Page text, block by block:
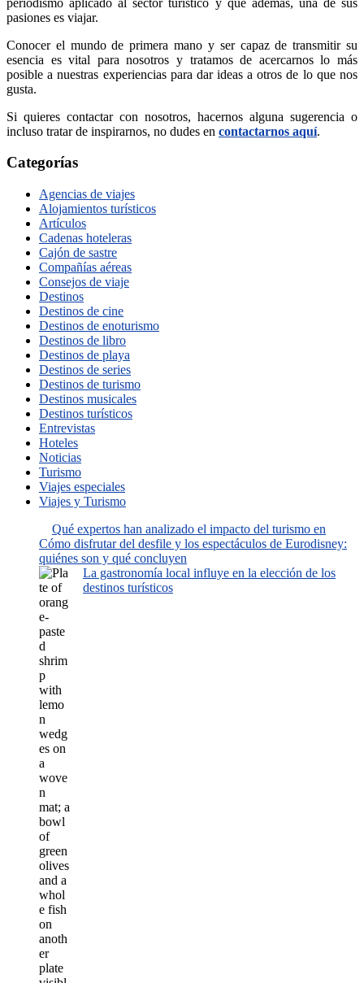
pasiones es viajar.
Conocer el mundo de primera mano y ser capaz de transmitir su
esencia es vital para nosotros y tratamos de acercarnos lo más
posible a nuestras experiencias para dar ideas a otros de lo que nos
gusta.
Si quieres contactar con nosotros, hacernos alguna sugerencia o
incluso tratar de inspirarnos, no dudes en contactarnos aquí.
Categorías
Agencias de viajes
Alojamientos turísticos
Artículos
Cadenas hoteleras
Cajón de sastre
Compañías aéreas
Consejos de viaje
Destinos
Destinos de cine
Destinos de enoturismo
Destinos de libro
Destinos de playa
Destinos de series
Destinos de turismo
Destinos musicales
Destinos turísticos
Entrevistas
Hoteles
Noticias
Turismo
Viajes especiales
Viajes y Turismo
Qué expertos han analizado el impacto del turismo en
Cómo disfrutar del desfile y los espectáculos de Eurodisney:
quiénes son y qué concluyen
La gastronomía local influye en la elección de los
destinos turísticos